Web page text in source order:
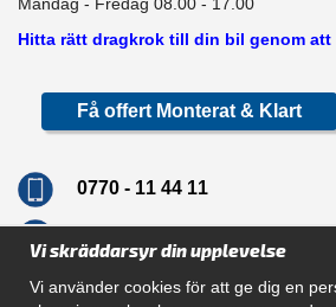
Hitta rätt dragkrok till din bil genom att
Få offert Monterat & Klart
0770 - 11 44 11
Vi skräddarsyr din upplevelse
Vi använder cookies för att ge dig en